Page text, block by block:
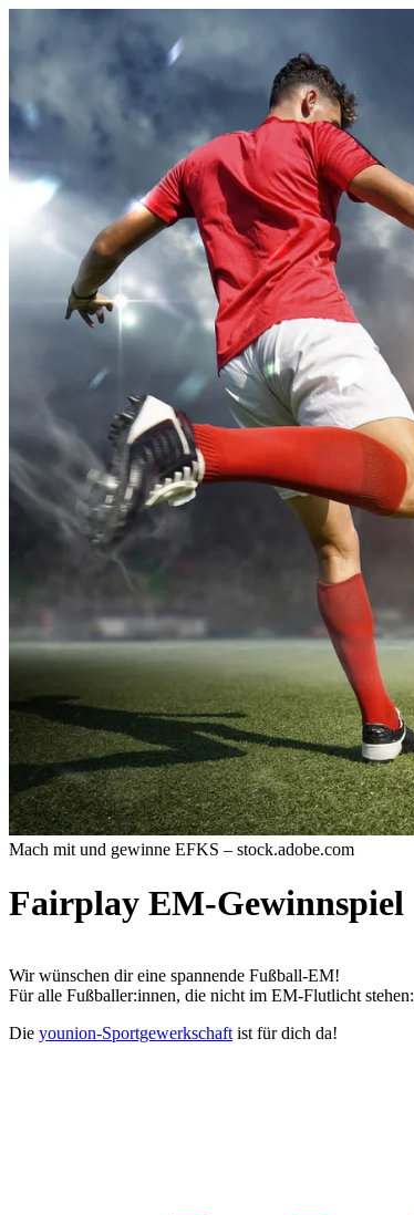
Mach mit und gewinne EFKS – stock.adobe.com
Fairplay EM-Gewinnspiel
Wir wünschen dir eine spannende Fußball-EM!
Für alle Fußballer:innen, die nicht im EM-Flutlicht stehen:
Die younion-Sportgewerkschaft ist für dich da!